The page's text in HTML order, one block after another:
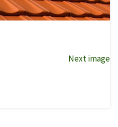
Next image